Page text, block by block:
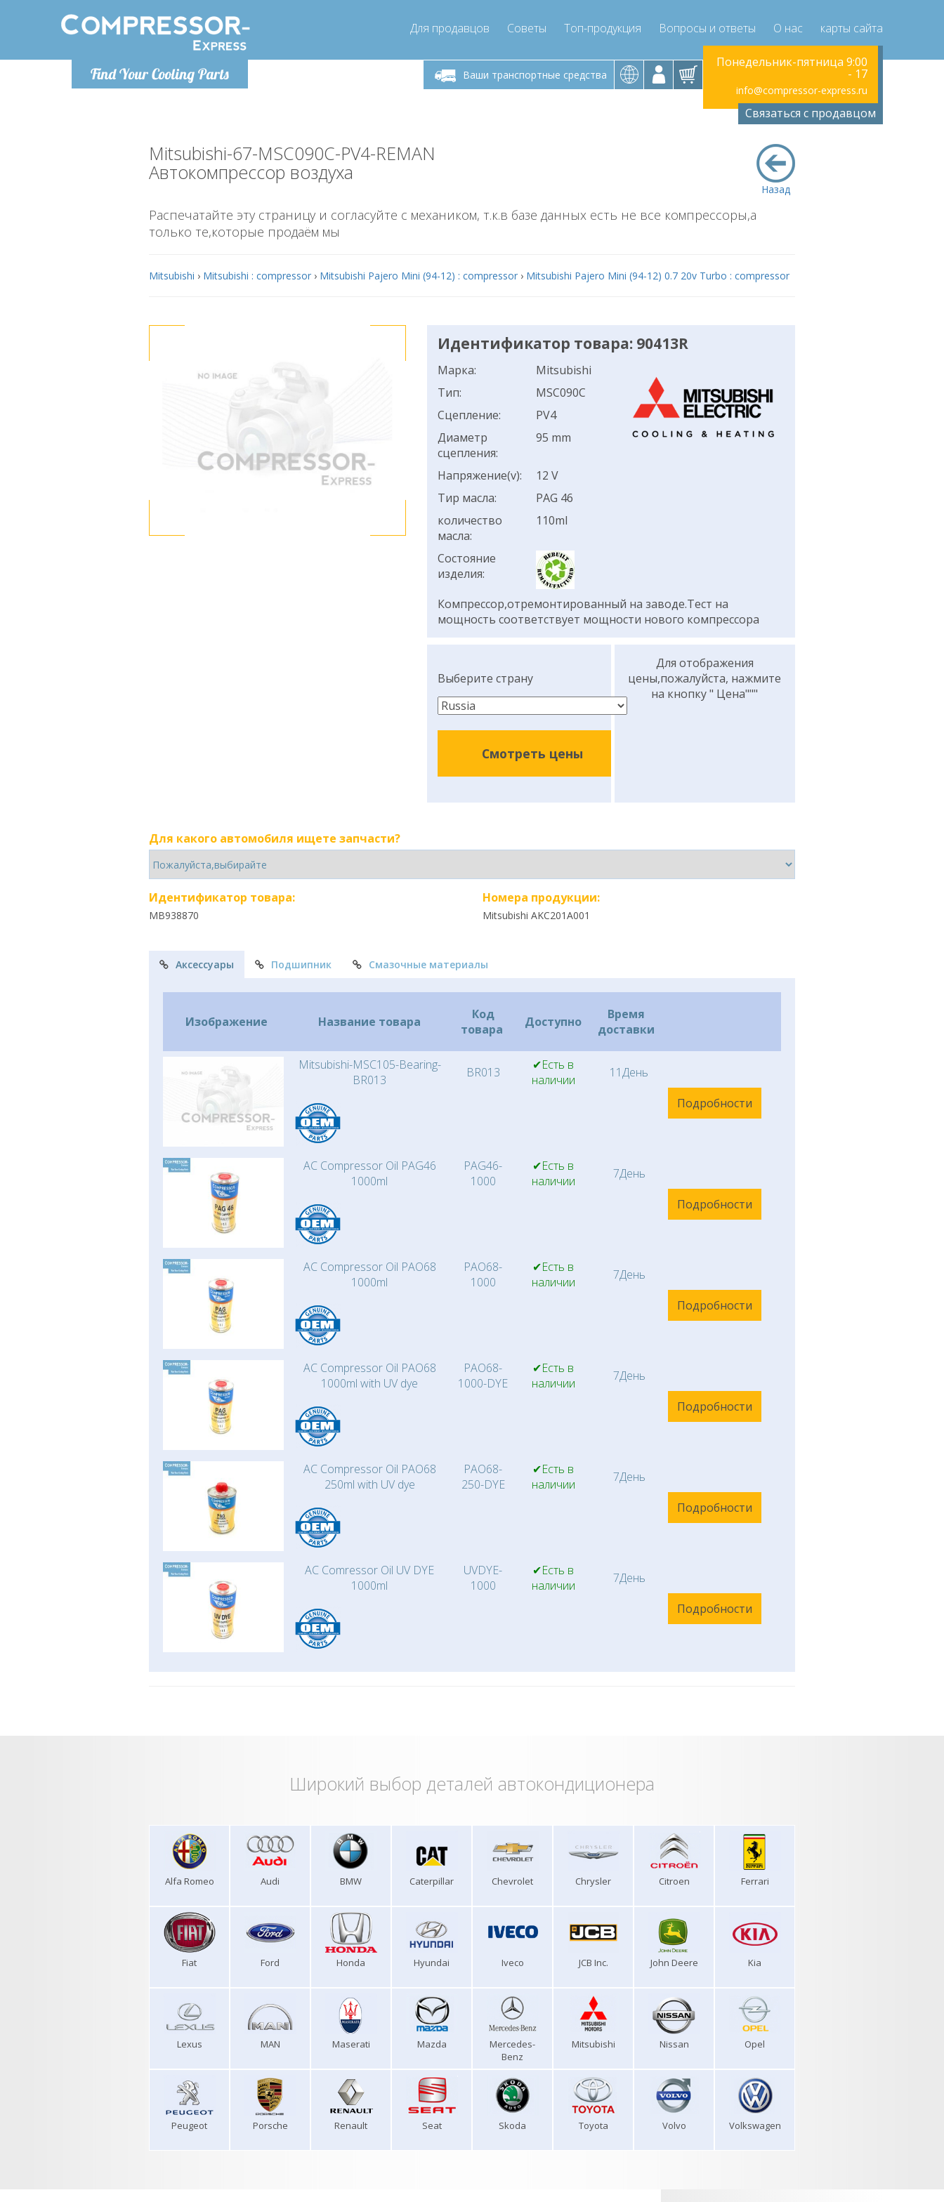
Find Your Cooling Parts
Для продавцов Советы Топ-продукция Вопросы и ответы О нас карты сайта
Ваши транспортные средства
Понедельник-пятница 9:00Понедельник-пятница 9:00
- 17
info@compressor-express.ru
Понедельник-пятница 9:00
- 17
info@compressor-express.ru
Понедельник-пятница 9:00
- 17
info@compressor-express.ru
Связаться с продавцом
Назад
Mitsubishi-67-MSC090C-PV4-REMAN
Автокомпрессор воздуха
Распечатайте эту страницу и согласуйте с механиком, т.к.в базе данных есть не все компрессоры,а
только те,которые продаём мы
Mitsubishi › Mitsubishi : compressor › Mitsubishi Pajero Mini (94-12) : compressor › Mitsubishi Pajero Mini (94-12) 0.7 20v Turbo : compressor
Идентификатор товара: 90413R
Марка:
Mitsubishi
Тип:
MSC090C
Сцепление:
PV4
Диаметр
сцепления:
95 mm
Напряжение(v):
12 V
Тир масла:
PAG 46
количество
масла:
110ml
Состояние
изделия:
Компрессор,отремонтированный на заводе.Тест на
мощность соответствует мощности нового компрессора
Выберите страну
Смотреть цены
Для отображения
цены,пожалуйста, нажмите
на кнопку " Цена"""
Для какого автомобиля ищете запчасти?
Идентификатор товара:
MB938870
Номера продукции:
Mitsubishi AKC201A001
Аксессуары Подшипник Смазочные материалы
Изображение Название товара
Код
товара
Доступно
Время
доставки
Mitsubishi-MSC105-Bearing-
BR013
BR013
✔Есть в
наличии
11День
Подробности
AC Compressor Oil PAG46
1000ml
PAG46-
1000
✔Есть в
наличии
7День
Подробности
AC Compressor Oil PAO68
1000ml
PAO68-
1000
✔Есть в
наличии
7День
Подробности
AC Compressor Oil PAO68
1000ml with UV dye
PAO68-
1000-DYE
✔Есть в
наличии
7День
Подробности
AC Compressor Oil PAO68
250ml with UV dye
PAO68-
250-DYE
✔Есть в
наличии
7День
Подробности
AC Comressor Oil UV DYE
1000ml
UVDYE-
1000
✔Есть в
наличии
7День
Подробности
Широкий выбор деталей автокондиционера
Alfa Romeo Audi BMW Caterpillar Chevrolet Chrysler Citroen Ferrari
Fiat Ford Honda Hyundai Iveco JCB Inc. John Deere Kia
Lexus MAN Maserati Mazda
Mercedes-
Benz
Mitsubishi Nissan Opel
Peugeot Porsche Renault Seat Skoda Toyota Volvo Volkswagen